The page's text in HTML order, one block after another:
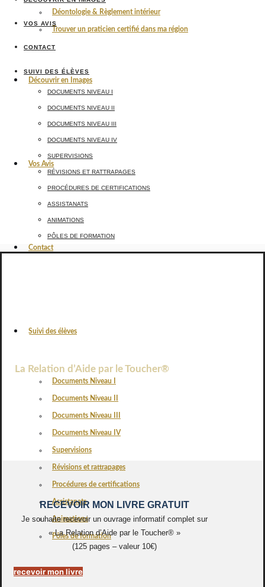
Déontologie & Règlement intérieur
Trouver un praticien certifié dans ma région
Découvrir en Images
Vos Avis
Contact
Suivi des élèves
Documents Niveau I
Documents Niveau II
Documents Niveau III
Documents Niveau IV
Supervisions
Révisions et rattrapages
Procédures de certifications
Assistanats
Animations
Pôles de formation
VOS AVIS
CONTACT
SUIVI DES ÉLÈVES
DOCUMENTS NIVEAU I
DOCUMENTS NIVEAU II
DOCUMENTS NIVEAU III
DOCUMENTS NIVEAU IV
SUPERVISIONS
RÉVISIONS ET RATTRAPAGES
PROCÉDURES DE CERTIFICATIONS
ASSISTANATS
ANIMATIONS
PÔLES DE FORMATION
La Relation d’Aide par le Toucher®
RECEVOIR MON LIVRE GRATUIT
Je souhaite recevoir un ouvrage informatif complet sur
« La Relation d’Aide par le Toucher® »
(125 pages – valeur 10€)
recevoir mon livre